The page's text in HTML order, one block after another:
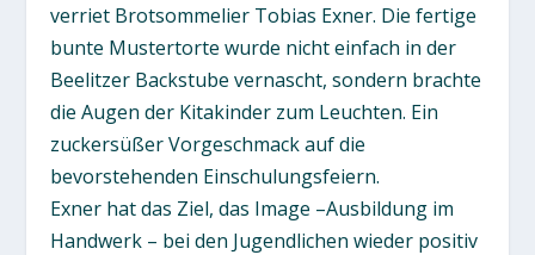
verriet Brotsommelier Tobias Exner. Die fertige
bunte Mustertorte wurde nicht einfach in der
Beelitzer Backstube vernascht, sondern brachte
die Augen der Kitakinder zum Leuchten. Ein
zuckersüßer Vorgeschmack auf die
bevorstehenden Einschulungsfeiern.
Exner hat das Ziel, das Image –Ausbildung im
Handwerk – bei den Jugendlichen wieder positiv